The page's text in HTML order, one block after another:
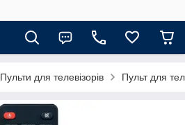
Пульти для телевізорів Пульт для